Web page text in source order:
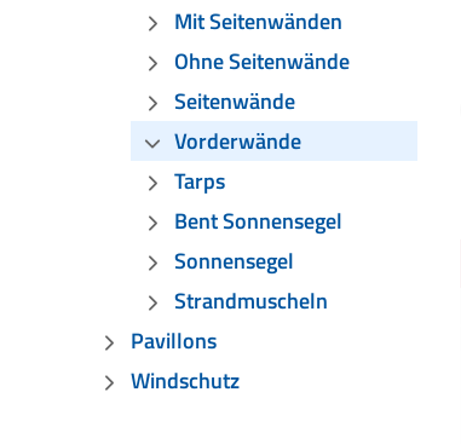
Mit Seitenwänden
Ohne Seitenwände
Seitenwände
Vorderwände
Tarps
Bent Sonnensegel
Sonnensegel
Strandmuscheln
Pavillons
Windschutz